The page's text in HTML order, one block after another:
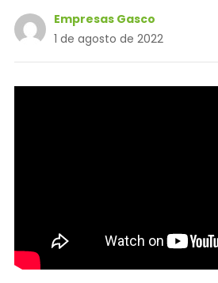
Empresas Gasco
1 de agosto de 2022